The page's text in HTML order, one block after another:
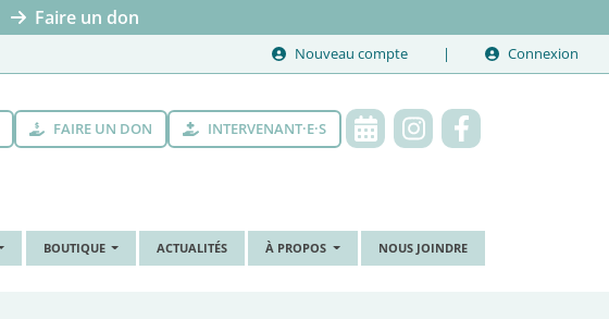
Faire un don
Nouveau compte Connexion
FAIRE UN DON INTERVENANT·E·S
BOUTIQUE ACTUALITÉS À PROPOS NOUS JOINDRE